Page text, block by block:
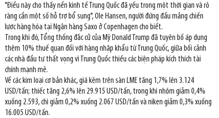
"Điều này cho thấy nền kinh tế Trung Quốc đã yếu trong một thời gian và rõ
ràng cần một số hỗ trợ bổ sung", Ole Hansen, người đứng đầu mảng chiến
lược hàng hóa tại Ngân hàng Saxo ở Copenhagen cho biết.
Trong khi đó, Tổng thống đắc cử của Mỹ Donald Trump đã tuyên bố áp dụng
thêm 10% thuế quan đối với hàng nhập khẩu từ Trung Quốc, giữa bối cảnh
các nhà đầu tư thất vọng vì Trung Quốc thiếu các biện pháp kích thích tài
chính mạnh mẽ.
Về các kim loại cơ bản khác, giá kẽm trên sàn LME tăng 1,7% lên 3.124
USD/tấn; thiếc tăng 2,6% lên 29.915 USD/tấn, trong khi nhôm giảm 0,4%
xuống 2.593, chì giảm 0,2% xuống 2.067 USD/tấn và niken giảm 0,3% xuống
16.005 USD/tấn.